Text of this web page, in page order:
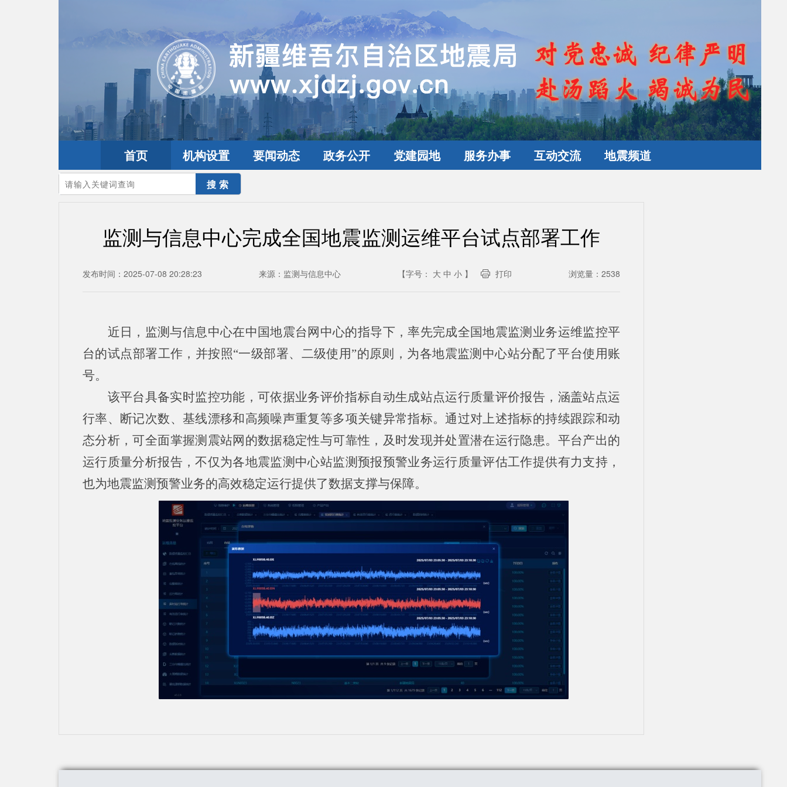
首页 机构设置 要闻动态 政务公开 党建园地 服务办事 互动交流 地震频道
您的当前位置：首页>要闻动态
监测与信息中心完成全国地震监测运维平台试点部署工作
发布时间：2025-07-08 20:28:23 来源： 监测与信息中心 【字号： 大 中 小 】 打印 浏览量： 2538
近日，监测与信息中心在中国地震台网中心的指导下，率先完成全国地震监测业务运维监控平
台的试点部署工作，并按照“一级部署、二级使用”的原则，为各地震监测中心站分配了平台使用账
号。
该平台具备实时监控功能，可依据业务评价指标自动生成站点运行质量评价报告，涵盖站点运
行率、断记次数、基线漂移和高频噪声重复等多项关键异常指标。通过对上述指标的持续跟踪和动
态分析，可全面掌握测震站网的数据稳定性与可靠性，及时发现并处置潜在运行隐患。平台产出的
运行质量分析报告，不仅为各地震监测中心站监测预报预警业务运行质量评估工作提供有力支持，
也为地震监测预警业务的高效稳定运行提供了数据支撑与保障。